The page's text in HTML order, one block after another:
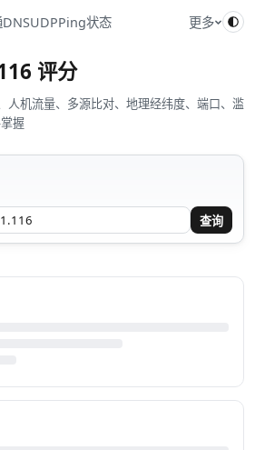
DNSUDPPing状态 更多
评分
人机流量、多源比对、地理经纬度、端口、滥
握
查询